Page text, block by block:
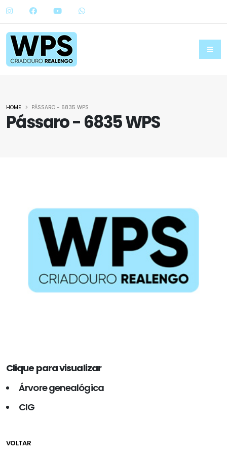
Pássaro - 6835 WPS
HOME PÁSSARO - 6835 WPS
Clique para visualizar
Árvore genealógica
CIG
VOLTAR